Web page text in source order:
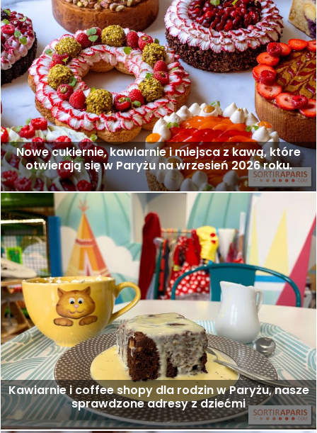
Nowe cukiernie, kawiarnie i miejsca z kawą, które
otwierają się w Paryżu na wrzesień 2026 roku.
Kawiarnie i coffee shopy dla rodzin w Paryżu, nasze
sprawdzone adresy z dziećmi